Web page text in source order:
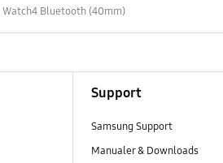
Watch4 Bluetooth (40mm)
Support
Samsung Support
Manualer & Downloads